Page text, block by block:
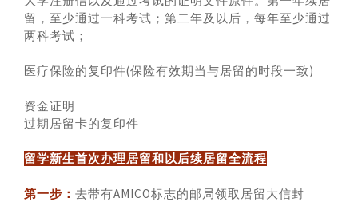
留，至少通过一科考试；第二年及以后，每年至少通过
两科考试；
医疗保险的复印件(保险有效期当与居留的时段一致)
资金证明
过期居留卡的复印件
留学新生首次办理居留和以后续居留全流程
第一步： 去带有AMICO标志的邮局领取居留大信封